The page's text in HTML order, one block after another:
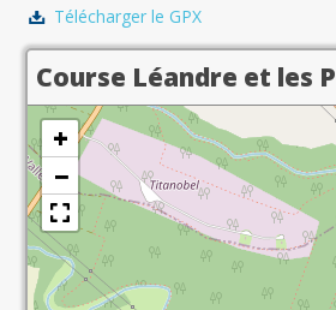
ORGANISATEURS
PLUS...
Télécharger le GPX
Course Léandre et les
+
−